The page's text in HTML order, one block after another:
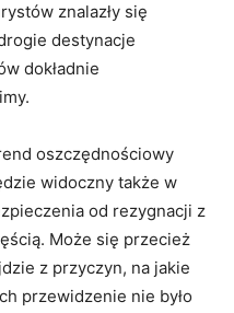
znalazły się
destynacje
dokładnie
oszczędnościowy
widoczny także w
od rezygnacji z
Może się przecież
z przyczyn, na jakie
przewidzenie nie było